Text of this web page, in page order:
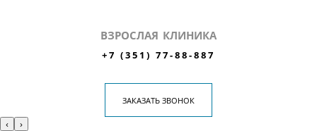
ВЗРОСЛАЯ КЛИНИКА
+7 (351) 77-88-887
ЗАКАЗАТЬ ЗВОНОК
‹ ›